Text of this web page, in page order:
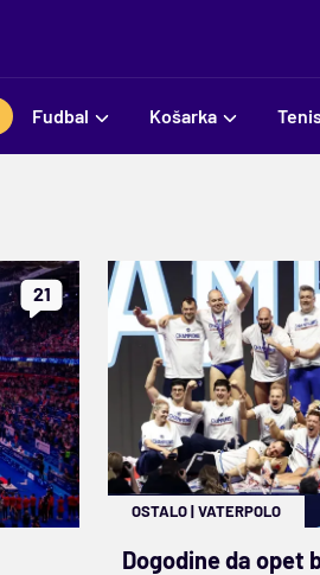
Fudbal Košarka
21
OSTALO|VATERPOLO
Dogodine da opet